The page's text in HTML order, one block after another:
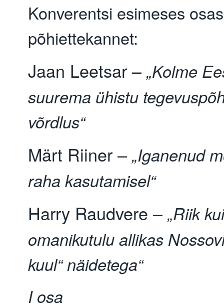
Konverentsi esimeses
põhiettekannet:
Jaan Leetsar – „Kolme
suurema ühistu
võrdlus“
Märt Riiner – „Iganenud
raha kasutamisel“
Harry Raudvere – „Riik kui
omanikutulu allikas
kuul“ näidetega“
I osa